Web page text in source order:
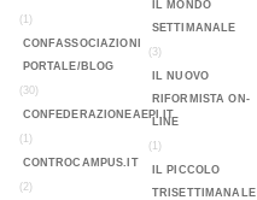
(1)
CONFASSOCIAZIONI
PORTALE/BLOG
(30)
CONFEDERAZIONEAEPI.IT
(1)
CONTROCAMPUS.IT
(2)
IL MONDO
SETTIMANALE
(3)
IL NUOVO
RIFORMISTA ON-
LINE
(1)
IL PICCOLO
TRISETTIMANALE